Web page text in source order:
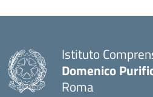
Istituto
Domenico
Roma